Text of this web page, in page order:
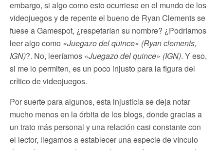
embargo, si algo como esto ocurriese en el mundo de los
videojuegos y de repente el bueno de Ryan Clements se
fuese a Gamespot, ¿respetarían su nombre? ¿Podríamos
leer algo como «Juegazo del quince» (Ryan clements,
IGN)?. No, leeríamos «Juegazo del quince» (IGN). Y eso,
si me lo permiten, es un poco injusto para la figura del
crítico de videojuegos.
Por suerte para algunos, esta injusticia se deja notar
mucho menos en la órbita de los blogs, donde gracias a
un trato más personal y una relación casi constante con
el lector, llegamos a establecer una especie de vínculo